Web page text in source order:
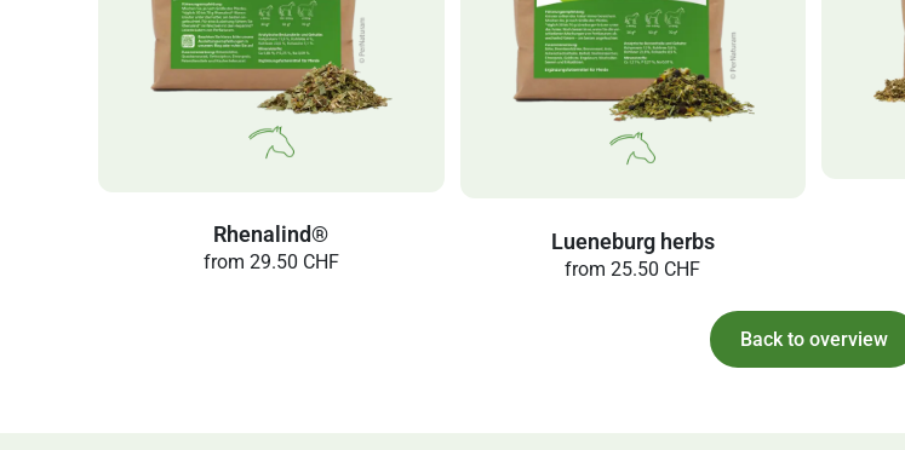
Rhenalind®
from 29.50 CHF
Lueneburg herbs
from 25.50 CHF
Back to overview